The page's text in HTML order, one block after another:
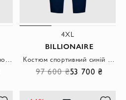
4XL
BILLIONAIRE
97 600 ₴53 700 ₴